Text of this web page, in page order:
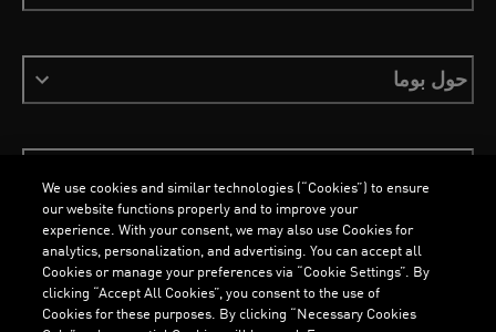
حول بوما
العربية
We use cookies and similar technologies (“Cookies”) to ensure
our website functions properly and to improve your
experience. With your consent, we may also use Cookies for
analytics, personalization, and advertising. You can accept all
Cookies or manage your preferences via “Cookie Settings”. By
clicking “Accept All Cookies”, you consent to the use of
Cookies for these purposes. By clicking “Necessary Cookies